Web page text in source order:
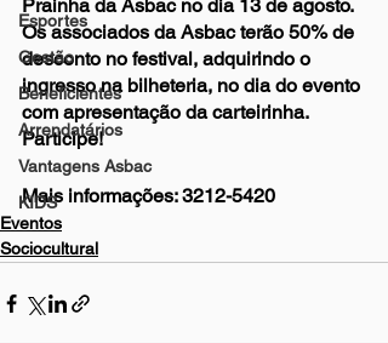
Esportes
Gestão
Beneficientes
Arrendatários
Vantagens Asbac
KIDS
Prainha da Asbac no dia 13 de agosto.
Os associados da Asbac terão 50% de
desconto no festival, adquirindo o
ingresso na bilheteria, no dia do evento
com apresentação da carteirinha.
Participe!
Mais informações: 3212-5420
Eventos
Sociocultural